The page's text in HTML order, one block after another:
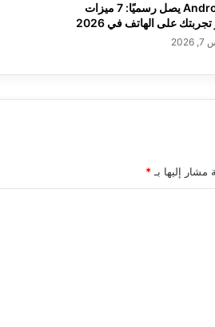
Android 17 يصل رسميًا: 7 ميزات
على الهاتف في 2026
مشار إليها بـ *